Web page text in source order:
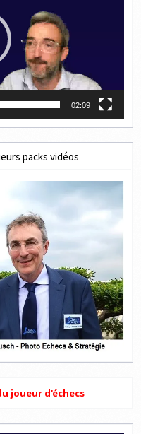
02:09
packs vidéos
joueur d'échecs